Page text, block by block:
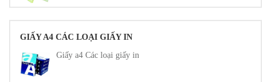
GIẤY A4 CÁC LOẠI GIẤY IN
Giấy a4 Các loại giấy in